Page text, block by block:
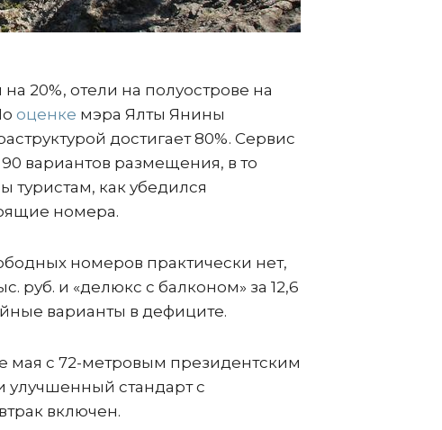
20%, отели на полуострове на
оценке мэра Ялты Янины
достигает 80%. Сервис
вариантов размещения, в то
туристам, как убедился
номера.
номеров практически нет,
руб. и «делюкс с балконом» за 12,6
варианты в дефиците.
мая с 72-метровым президентским
улучшенный стандарт с
включен.